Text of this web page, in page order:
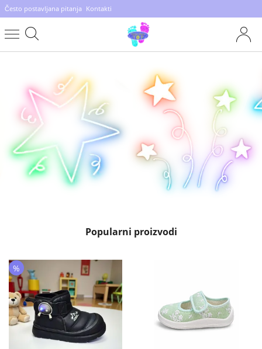
Često postavljana pitanja Kontakti
Popularni proizvodi
%